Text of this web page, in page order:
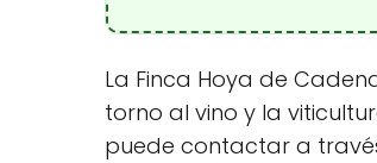
La Finca Hoya de
torno al vino y la
puede contactar a